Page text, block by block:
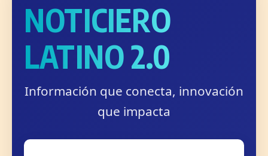
NOTICIERO
LATINO 2.0
Información que conecta, innovación
que impacta